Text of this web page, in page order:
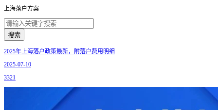
上海落户方案
搜索
2025年上海落户政策最新，附落户费用明细
2025-07-10
3321